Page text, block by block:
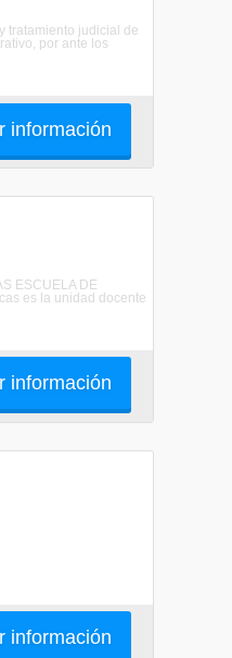
tratamiento judicial de
por ante los
información
ESCUELA DE
es la unidad docente
información
información